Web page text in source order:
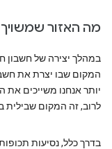
מה האזור
במהלך יצירה של חשבון
לרוב, זה המקום שבילית
בדרך כלל, נסיעות